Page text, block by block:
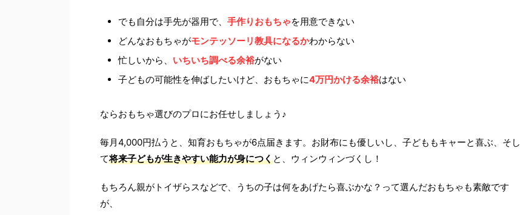
でも自分は手先が器用で、 手作りおもちゃを用意できない
どんなおもちゃがモンテッソーリ教具になるかわからない
忙しいから、 いちいち調べる余裕がない
子どもの可能性を伸ばしたいけど、おもちゃに4万円かける余裕はない
ならおもちゃ選びのプロにお任せしましょう♪
毎月4,000円払うと、知育おもちゃが6点届きます。お財布にも優しいし、子どももキャーと喜ぶ、そし
て将来子どもが生きやすい能力が身につくと、ウィンウィンづくし！
もちろん親がトイザらスなどで、うちの子は何をあげたら喜ぶかな？って選んだおもちゃも素敵です
が、